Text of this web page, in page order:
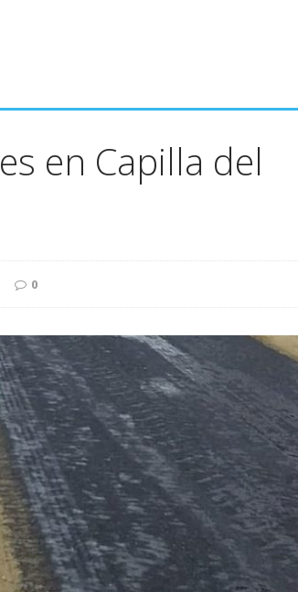
en Capilla del
0